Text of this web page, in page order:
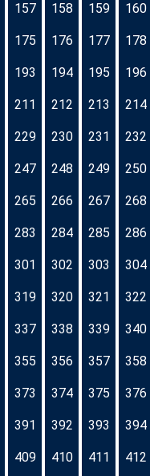
157 158 159 160
175 176 177 178
193 194 195 196
211 212 213 214
229 230 231 232
247 248 249 250
265 266 267 268
283 284 285 286
301 302 303 304
319 320 321 322
337 338 339 340
355 356 357 358
373 374 375 376
391 392 393 394
409 410 411 412